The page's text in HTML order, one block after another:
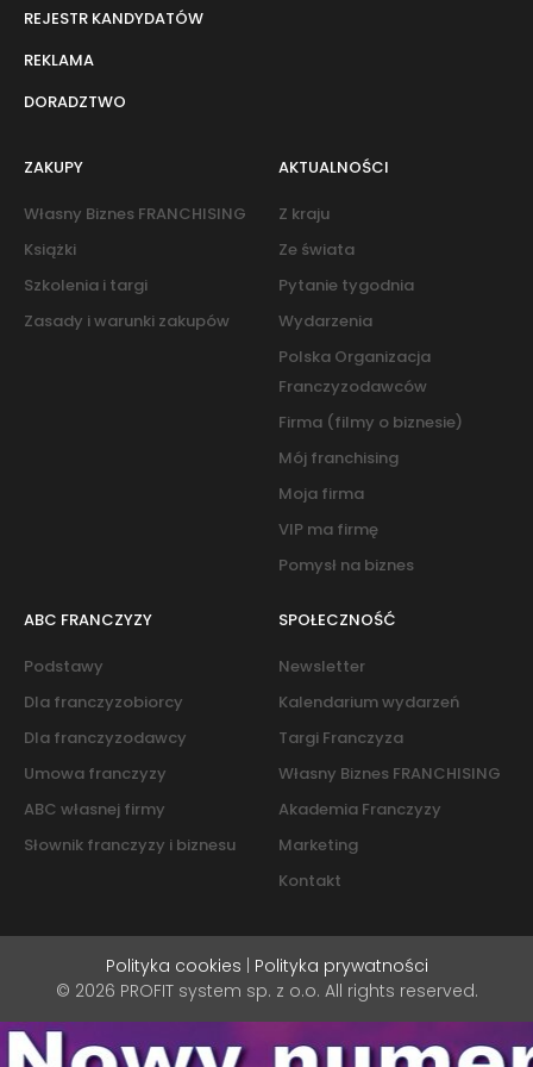
REJESTR KANDYDATÓW
REKLAMA
DORADZTWO
ZAKUPY
Własny Biznes FRANCHISING
Książki
Szkolenia i targi
Zasady i warunki zakupów
AKTUALNOŚCI
Z kraju
Ze świata
Pytanie tygodnia
Wydarzenia
Polska Organizacja
Franczyzodawców
Firma (filmy o biznesie)
Mój franchising
Moja firma
VIP ma firmę
Pomysł na biznes
ABC FRANCZYZY
Podstawy
Dla franczyzobiorcy
Dla franczyzodawcy
Umowa franczyzy
ABC własnej firmy
Słownik franczyzy i biznesu
SPOŁECZNOŚĆ
Newsletter
Kalendarium wydarzeń
Targi Franczyza
Własny Biznes FRANCHISING
Akademia Franczyzy
Marketing
Kontakt
Polityka cookies
Polityka prywatności
© 2026 PROFIT system sp. z o.o. All rights reserved.